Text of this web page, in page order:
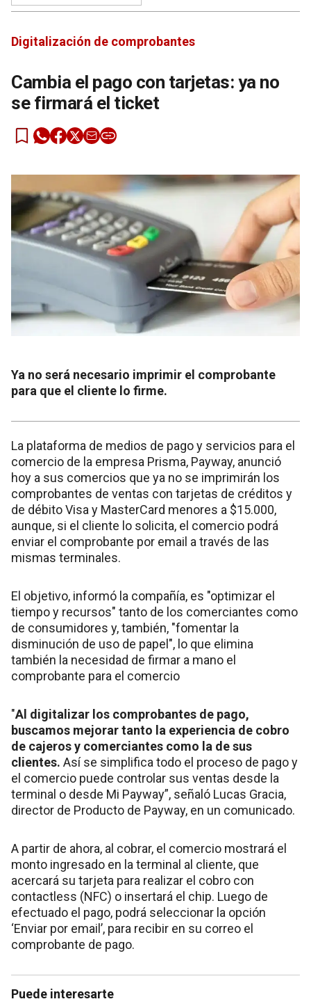
Digitalización de comprobantes
Cambia el pago con tarjetas: ya no
se firmará el ticket
Ya no será necesario imprimir el comprobante
para que el cliente lo firme.
La plataforma de medios de pago y servicios para el
comercio de la empresa Prisma, Payway, anunció
hoy a sus comercios que ya no se imprimirán los
comprobantes de ventas con tarjetas de créditos y
de débito Visa y MasterCard menores a $15.000,
aunque, si el cliente lo solicita, el comercio podrá
enviar el comprobante por email a través de las
mismas terminales.
El objetivo, informó la compañía, es "optimizar el
tiempo y recursos" tanto de los comerciantes como
de consumidores y, también, "fomentar la
disminución de uso de papel", lo que elimina
también la necesidad de firmar a mano el
comprobante para el comercio
"Al digitalizar los comprobantes de pago,
buscamos mejorar tanto la experiencia de cobro
de cajeros y comerciantes como la de sus
clientes. Así se simplifica todo el proceso de pago y
el comercio puede controlar sus ventas desde la
terminal o desde Mi Payway”, señaló Lucas Gracia,
director de Producto de Payway, en un comunicado.
A partir de ahora, al cobrar, el comercio mostrará el
monto ingresado en la terminal al cliente, que
acercará su tarjeta para realizar el cobro con
contactless (NFC) o insertará el chip. Luego de
efectuado el pago, podrá seleccionar la opción
‘Enviar por email’, para recibir en su correo el
comprobante de pago.
Puede interesarte